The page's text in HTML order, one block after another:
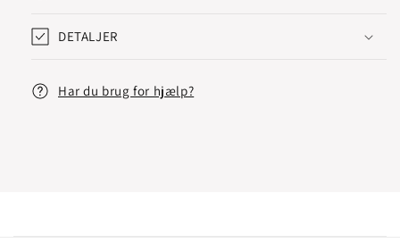
DETALJER
Har du brug for hjælp?